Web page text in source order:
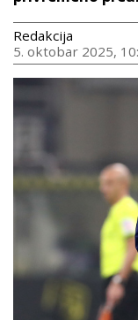
Redakcija
5. oktobar 2025,